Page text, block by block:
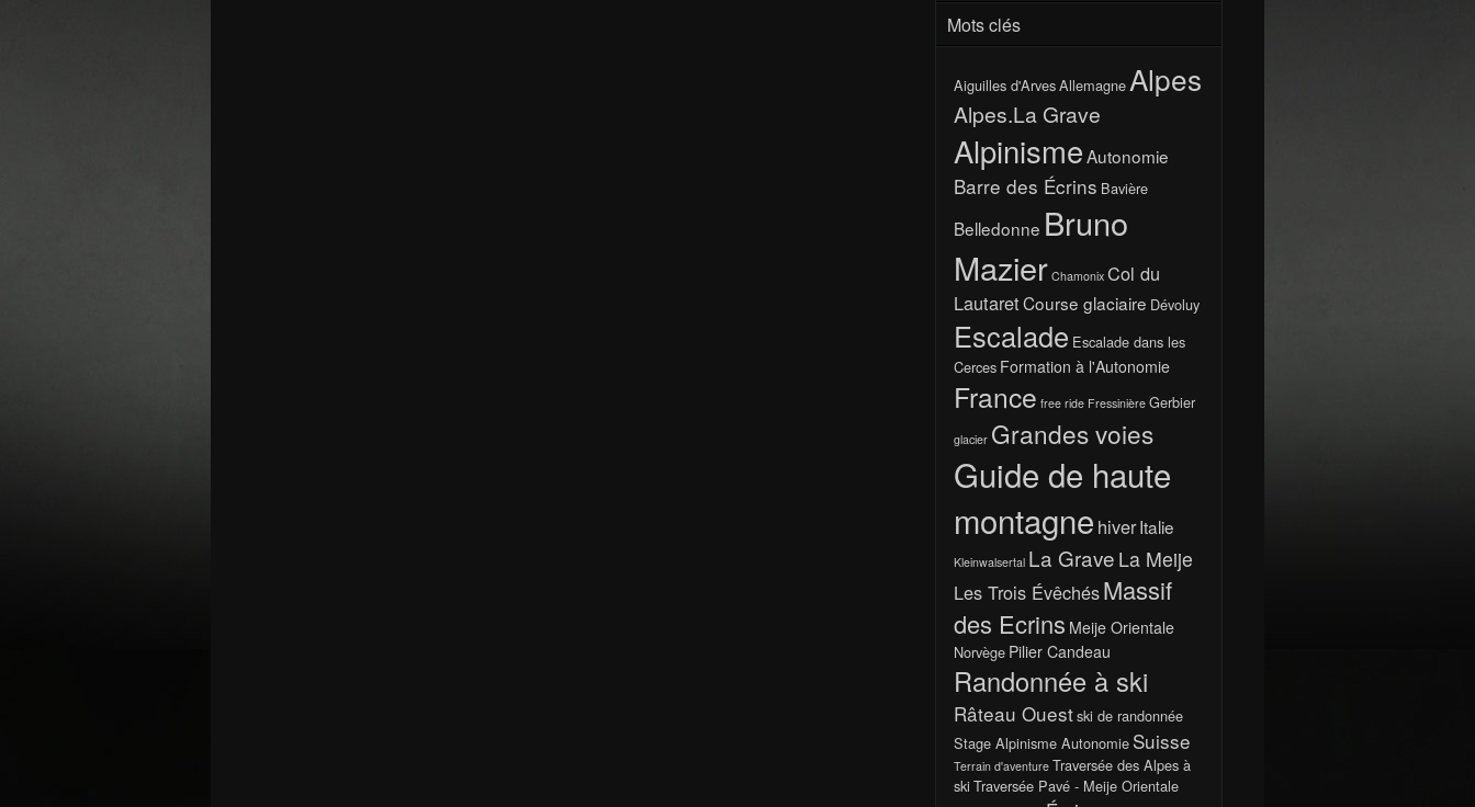
Mots clés
Aiguilles d'ArvesAllemagne Alpes
Alpes.La Grave
AlpinismeAutonomie
Barre des Écrins Bavière
Belledonne Bruno
Mazier Chamonix Col du
LautaretCourse glaciaire Dévoluy
Escalade Escalade dans les
Cerces Formation à l'Autonomie
France free ride Fressinière Gerbier
glacier Grandes voies
Guide de haute
montagne hiverItalie
Kleinwalsertal La Grave La Meije
Les Trois ÉvêchésMassif
des Ecrins Meije Orientale
Norvège Pilier Candeau
Randonnée à ski
Râteau Ouestski de randonnée
Stage Alpinisme Autonomie Suisse
Terrain d'aventure Traversée des Alpes à
ski Traversée Pavé - Meije Orientale